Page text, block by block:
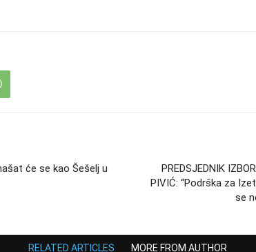
će se kao Šešelj u
PREDSJEDNIK
PIVIĆ: “Podrška za
se
RELATED ARTICLES MORE FROM AUTHOR